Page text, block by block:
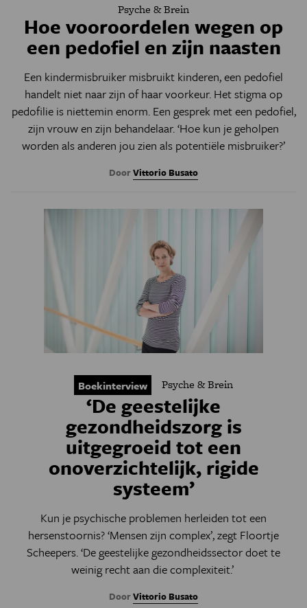
Psyche & Brein
Hoe vooroordelen wegen op
een pedofiel en zijn naasten
Een kindermisbruiker misbruikt kinderen, een pedofiel
handelt niet naar zijn of haar voorkeur. Het stigma op
pedofilie is niettemin enorm. Een gesprek met een pedofiel,
zijn vrouw en zijn behandelaar. ‘Hoe kun je geholpen
worden als anderen jou zien als potentiële misbruiker?’
DoorVittorio Busato
Boekinterview Psyche & Brein
‘De geestelijke
gezondheidszorg is
uitgegroeid tot een
onoverzichtelijk, rigide
systeem’
Kun je psychische problemen herleiden tot een
hersenstoornis? ‘Mensen zijn complex’, zegt Floortje
Scheepers. ‘De geestelijke gezondheidssector doet te
weinig recht aan die complexiteit.’
DoorVittorio Busato